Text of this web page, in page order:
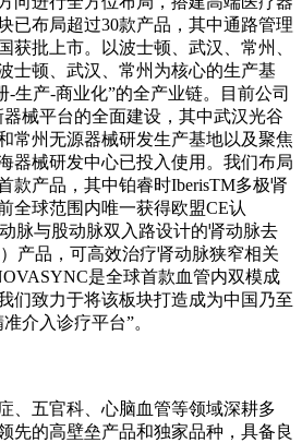
已布局超过30款产品，其中通路管理
获批上市。以波士顿、武汉、常州、
士顿、武汉、常州为核心的生产基
-生产-商业化”的全产业链。目前公司
器械平台的全面建设，其中武汉光谷
常州无源器械研发生产基地以及聚焦
器械研发中心已投入使用。我们布局
款产品，其中铂睿时IberisTM多极肾
全球范围内唯一获得欧盟CE认
脉与股动脉双入路设计的肾动脉去
产品，可高效治疗肾动脉狭窄相关
是全球首款血管内双模成
们致力于将该板块打造成为中国乃至
介入诊疗平台”。
、五官科、心脑血管等领域深耕多
先的高壁垒产品和独家品种，具备良